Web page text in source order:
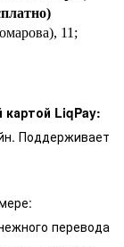
11;
картой LiqPay:
Поддерживает
перевода